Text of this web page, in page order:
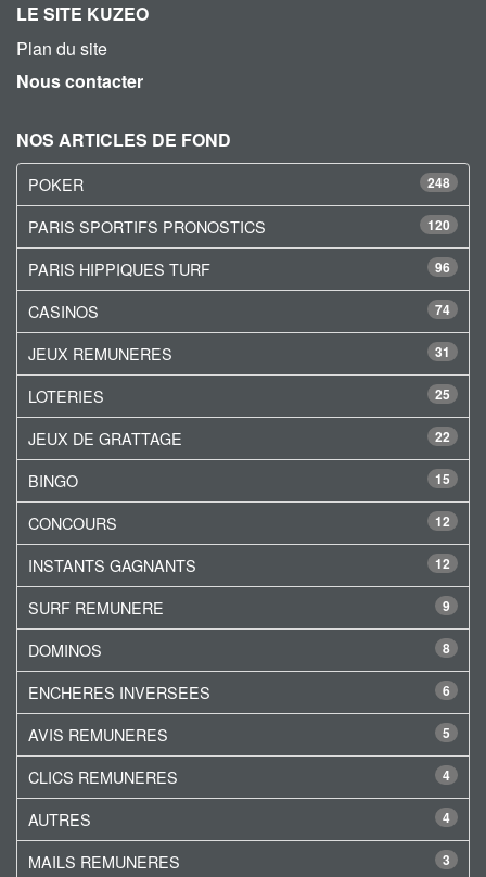
LE SITE KUZEO
Plan du site
Nous contacter
NOS ARTICLES DE FOND
248
POKER
120
PARIS SPORTIFS PRONOSTICS
96
PARIS HIPPIQUES TURF
74
CASINOS
31
JEUX REMUNERES
25
LOTERIES
22
JEUX DE GRATTAGE
15
BINGO
12
CONCOURS
12
INSTANTS GAGNANTS
9
SURF REMUNERE
8
DOMINOS
6
ENCHERES INVERSEES
5
AVIS REMUNERES
4
CLICS REMUNERES
4
AUTRES
3
MAILS REMUNERES